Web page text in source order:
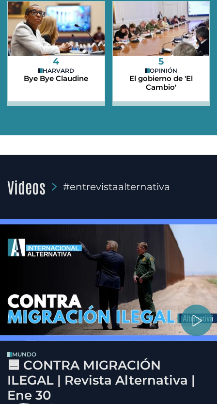
4
HARVARD
Bye Bye Claudine
5
OPINIÓN
El gobierno de 'El
Cambio'
Videos #entrevistaalternativa
MUNDO
🟦 CONTRA MIGRACIÓN
ILEGAL | Revista Alternativa |
Ene 30